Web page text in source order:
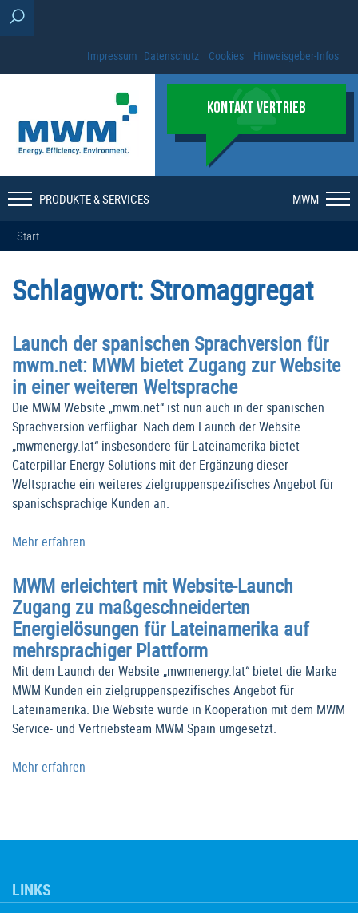
Impressum Datenschutz Cookies Hinweisgeber-Infos
KONTAKT VERTRIEB
PRODUKTE & SERVICES MWM
Start
Schlagwort:Stromaggregat
Launch der spanischen Sprachversion für
mwm.net: MWM bietet Zugang zur Website
in einer weiteren Weltsprache
Die MWM Website „mwm.net“ ist nun auch in der spanischen
Sprachversion verfügbar. Nach dem Launch der Website
„mwmenergy.lat“ insbesondere für Lateinamerika bietet
Caterpillar Energy Solutions mit der Ergänzung dieser
Weltsprache ein weiteres zielgruppenspezifisches Angebot für
spanischsprachige Kunden an.
Mehr erfahren
MWM erleichtert mit Website-Launch
Zugang zu maßgeschneiderten
Energielösungen für Lateinamerika auf
mehrsprachiger Plattform
Mit dem Launch der Website „mwmenergy.lat“ bietet die Marke
MWM Kunden ein zielgruppenspezifisches Angebot für
Lateinamerika. Die Website wurde in Kooperation mit dem MWM
Service- und Vertriebsteam MWM Spain umgesetzt.
Mehr erfahren
LINKS